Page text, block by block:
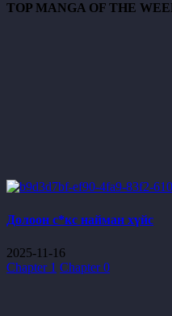
TOP MANGA OF THE
Долоон с*кс найман хүйс
2025-11-16
Chapter 1 Chapter 0